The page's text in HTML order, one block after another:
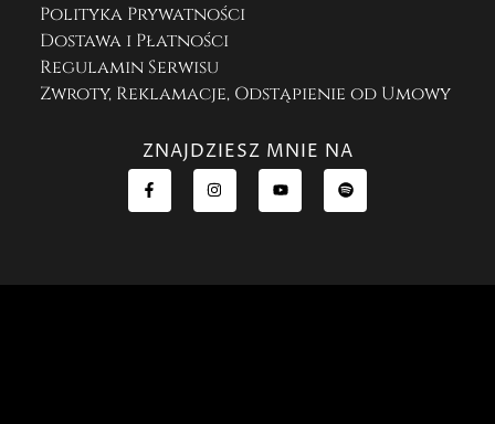
Polityka Prywatności
Dostawa i Płatności
Regulamin Serwisu
Zwroty, Reklamacje, Odstąpienie od Umowy
ZNAJDZIESZ MNIE NA